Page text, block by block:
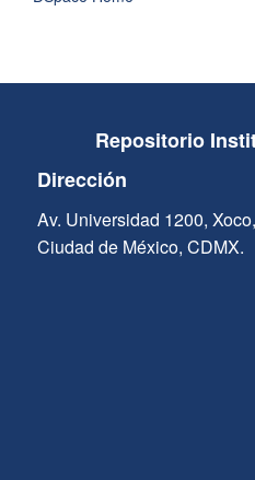
Repositorio
Dirección
Av. Universidad 1200,
Ciudad de México, CDMX.